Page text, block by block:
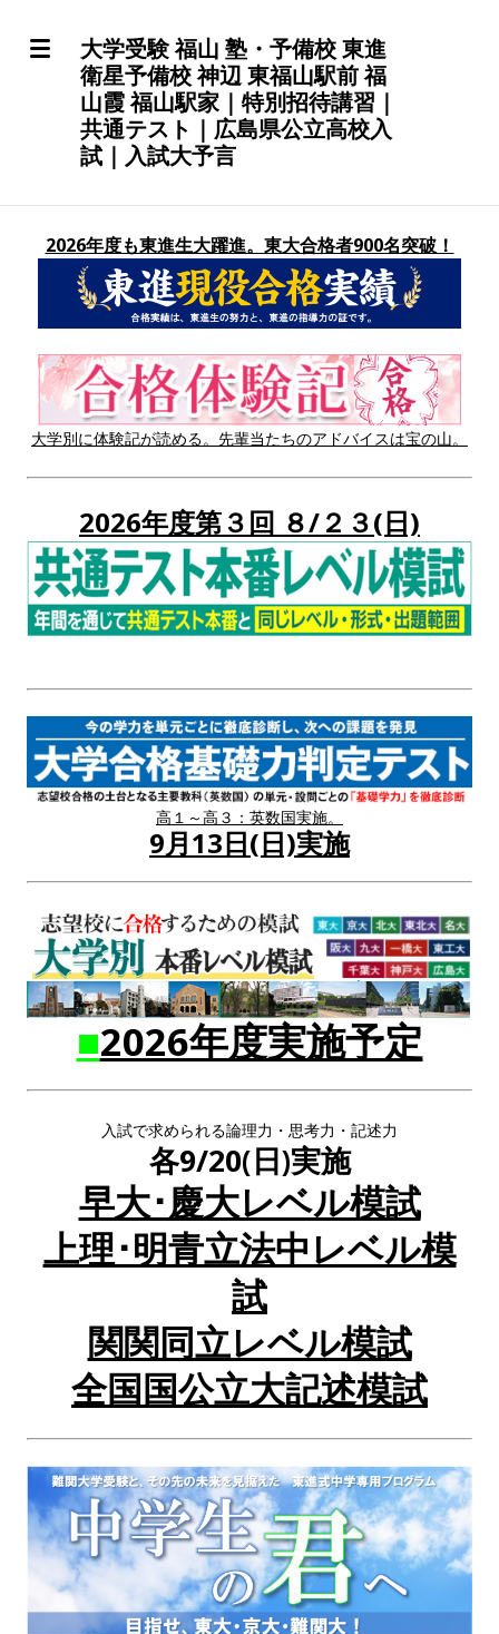
大学受験 福山 塾・予備校 東進
衛星予備校 神辺 東福山駅前 福
山霞 福山駅家｜特別招待講習｜
共通テスト｜広島県公立高校入
試｜入試大予言
2026年度も東進生大躍進。東大合格者900名突破！
大学別に体験記が読める。先輩当たちのアドバイスは宝の山。
2026年度第３回 ８/２３(日)
高１～高３：英数国実施。
9月13日(日)実施
■2026年度実施予定
入試で求められる論理力・思考力・記述力
各9/20(日)実施
早大･慶大レベル模試
上理･明青立法中レベル模
試
関関同立レベル模試
全国国公立大記述模試